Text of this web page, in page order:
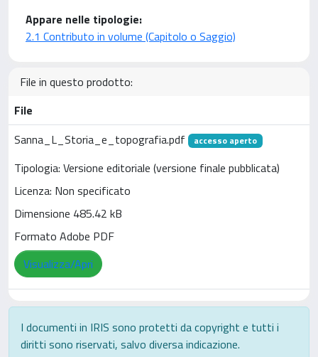
Appare nelle tipologie:
2.1 Contributo in volume (Capitolo o Saggio)
File in questo prodotto:
File
Sanna_L_Storia_e_topografia.pdf
accesso aperto
Tipologia: Versione editoriale (versione finale pubblicata)
Licenza: Non specificato
Dimensione 485.42 kB
Formato Adobe PDF
Visualizza/Apri
I documenti in IRIS sono protetti da copyright e tutti i
diritti sono riservati, salvo diversa indicazione.